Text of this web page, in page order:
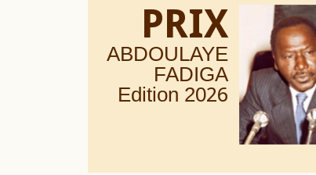
PRIX
ABDOULAYE
FADIGA
Edition 2026